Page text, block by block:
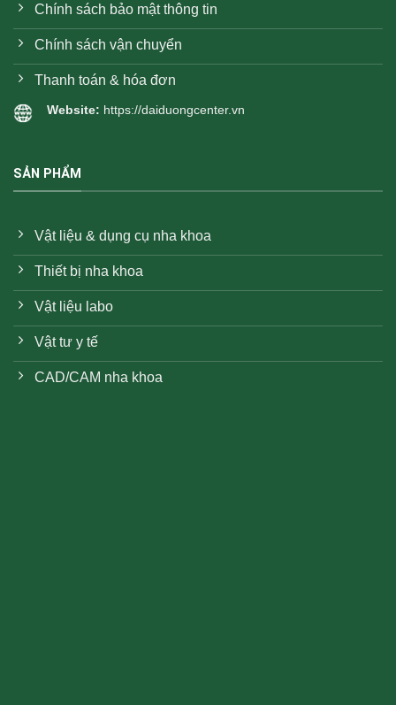
Chính sách bảo mật thông tin
Chính sách vận chuyển
Thanh toán & hóa đơn
Website: https://daiduongcenter.vn
SẢN PHẨM
Vật liệu & dụng cụ nha khoa
Thiết bị nha khoa
Vật liệu labo
Vật tư y tế
CAD/CAM nha khoa